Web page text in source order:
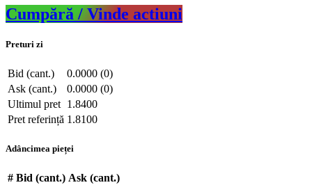
Cumpără / Vinde actiuni
Preturi zi
Bid (cant.)
0.0000 (0)
Ask (cant.)
0.0000 (0)
Ultimul pret 1.8400
Pret referință 1.8100
Adâncimea pieței
# Bid (cant.) Ask (cant.)